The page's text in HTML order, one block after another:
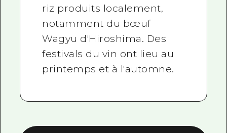
riz produits localement,
notamment du bœuf
Wagyu d'Hiroshima. Des
festivals du vin ont lieu au
printemps et à l'automne.